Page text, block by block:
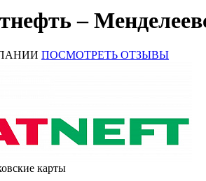
–
ПОСМОТРЕТЬ ОТЗЫВЫ